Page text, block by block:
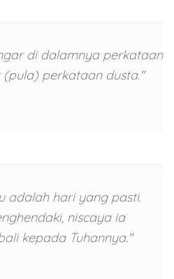
di dalamnya perkataan
perkataan dusta."
adalah hari yang pasti.
niscaya ia
kepada Tuhannya."